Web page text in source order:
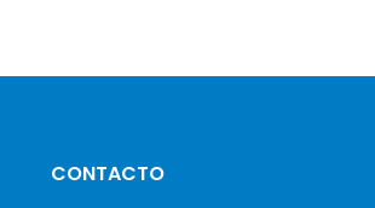
CONTACTO